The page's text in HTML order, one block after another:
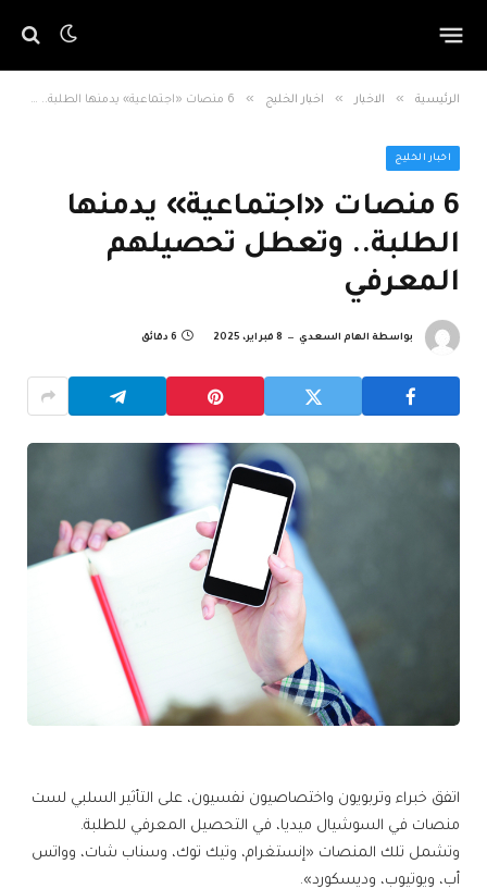
الرئيسية » الاخبار » اخبار الخليج » 6 منصات «اجتماعية» يدمنها الطلبة.. وتعطل تحصيلهم المعرفي
اخبار الخليج
6 منصات «اجتماعية» يدمنها
الطلبة.. وتعطل تحصيلهم
المعرفي
بواسطة الهام السعدي 8 فبراير، 2025 6 دقائق
اتفق خبراء وتربويون واختصاصيون نفسيون، على التأثير السلبي لست
منصات في السوشيال ميديا، في التحصيل المعرفي للطلبة.
وتشمل تلك المنصات «إنستغرام، وتيك توك، وسناب شات، وواتس
أب، ويوتيوب، وديسكورد».